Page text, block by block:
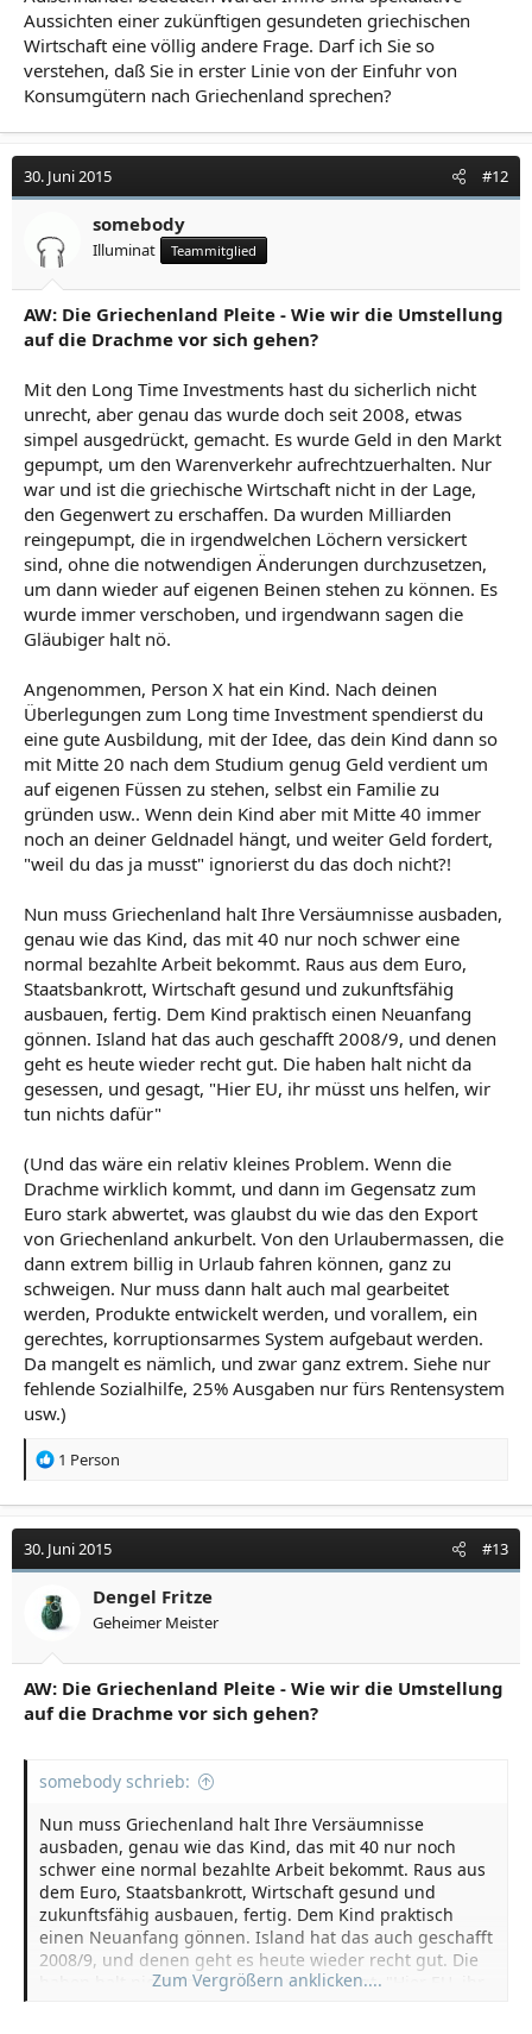
Aussichten einer zukünftigen gesundeten griechischen
Wirtschaft eine völlig andere Frage. Darf ich Sie so
verstehen, daß Sie in erster Linie von der Einfuhr von
Konsumgütern nach Griechenland sprechen?
30. Juni 2015 #12
somebody
Illuminat Teammitglied
AW: Die Griechenland Pleite - Wie wir die Umstellung
auf die Drachme vor sich gehen?
Mit den Long Time Investments hast du sicherlich nicht
unrecht, aber genau das wurde doch seit 2008, etwas
simpel ausgedrückt, gemacht. Es wurde Geld in den Markt
gepumpt, um den Warenverkehr aufrechtzuerhalten. Nur
war und ist die griechische Wirtschaft nicht in der Lage,
den Gegenwert zu erschaffen. Da wurden Milliarden
reingepumpt, die in irgendwelchen Löchern versickert
sind, ohne die notwendigen Änderungen durchzusetzen,
um dann wieder auf eigenen Beinen stehen zu können. Es
wurde immer verschoben, und irgendwann sagen die
Gläubiger halt nö.
Angenommen, Person X hat ein Kind. Nach deinen
Überlegungen zum Long time Investment spendierst du
eine gute Ausbildung, mit der Idee, das dein Kind dann so
mit Mitte 20 nach dem Studium genug Geld verdient um
auf eigenen Füssen zu stehen, selbst ein Familie zu
gründen usw.. Wenn dein Kind aber mit Mitte 40 immer
noch an deiner Geldnadel hängt, und weiter Geld fordert,
"weil du das ja musst" ignorierst du das doch nicht?!
Nun muss Griechenland halt Ihre Versäumnisse ausbaden,
genau wie das Kind, das mit 40 nur noch schwer eine
normal bezahlte Arbeit bekommt. Raus aus dem Euro,
Staatsbankrott, Wirtschaft gesund und zukunftsfähig
ausbauen, fertig. Dem Kind praktisch einen Neuanfang
gönnen. Island hat das auch geschafft 2008/9, und denen
geht es heute wieder recht gut. Die haben halt nicht da
gesessen, und gesagt, "Hier EU, ihr müsst uns helfen, wir
tun nichts dafür"
(Und das wäre ein relativ kleines Problem. Wenn die
Drachme wirklich kommt, und dann im Gegensatz zum
Euro stark abwertet, was glaubst du wie das den Export
von Griechenland ankurbelt. Von den Urlaubermassen, die
dann extrem billig in Urlaub fahren können, ganz zu
schweigen. Nur muss dann halt auch mal gearbeitet
werden, Produkte entwickelt werden, und vorallem, ein
gerechtes, korruptionsarmes System aufgebaut werden.
Da mangelt es nämlich, und zwar ganz extrem. Siehe nur
fehlende Sozialhilfe, 25% Ausgaben nur fürs Rentensystem
usw.)
R
a
t
i
n
e
1 Person
30. Juni 2015 #13
Dengel Fritze
Geheimer Meister
AW: Die Griechenland Pleite - Wie wir die Umstellung
auf die Drachme vor sich gehen?
somebody schrieb:
Nun muss Griechenland halt Ihre Versäumnisse
ausbaden, genau wie das Kind, das mit 40 nur noch
schwer eine normal bezahlte Arbeit bekommt. Raus aus
dem Euro, Staatsbankrott, Wirtschaft gesund und
zukunftsfähig ausbauen, fertig. Dem Kind praktisch
einen Neuanfang gönnen. Island hat das auch geschafft
2008/9, und denen geht es heute wieder recht gut. Die
haben halt nicht da gesessen, und gesagt, "Hier EU, ihr
Zum Vergrößern anklicken....